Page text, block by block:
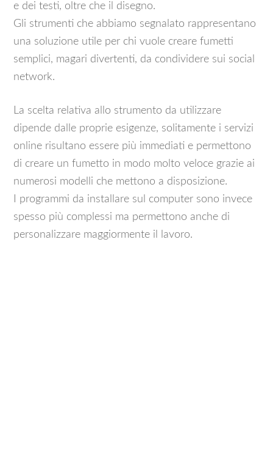
e dei testi, oltre che il disegno.
Gli strumenti che abbiamo segnalato rappresentano
una soluzione utile per chi vuole creare fumetti
semplici, magari divertenti, da condividere sui social
network.
La scelta relativa allo strumento da utilizzare
dipende dalle proprie esigenze, solitamente i servizi
online risultano essere più immediati e permettono
di creare un fumetto in modo molto veloce grazie ai
numerosi modelli che mettono a disposizione.
I programmi da installare sul computer sono invece
spesso più complessi ma permettono anche di
personalizzare maggiormente il lavoro.